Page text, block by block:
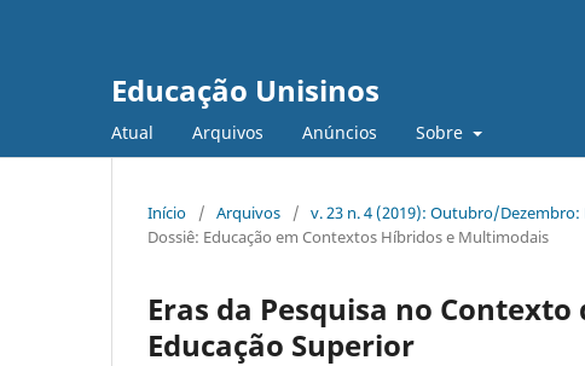
Educação Unisinos
Atual Arquivos Anúncios Sobre
Início / Arquivos / v. 23 n. 4 (2019): Outubro/
Dossiê: Educação em Contextos Híbridos e Multimodais
Eras da Pesquisa no
Educação Superior